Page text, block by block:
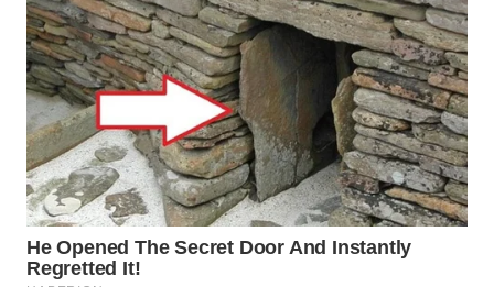
WAHANA
ADVOKAT
WAHANA
INFRASTRUKTUR
WAHANA
KONSUMEN
WAHANA
LISTRIK